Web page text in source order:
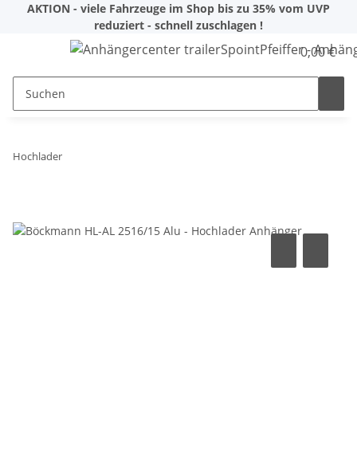
AKTION - viele Fahrzeuge im Shop bis zu 35% vom UVP
reduziert - schnell zuschlagen !
0,00 €
Hochlader